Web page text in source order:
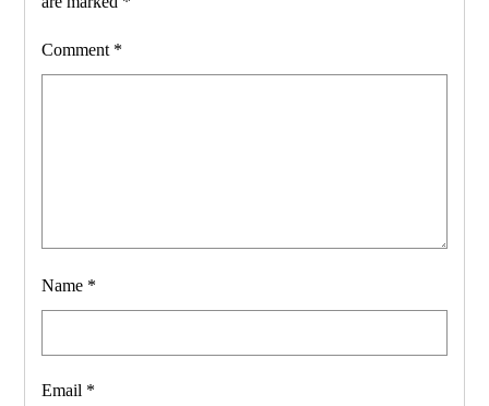
Comment *
Name *
Email *